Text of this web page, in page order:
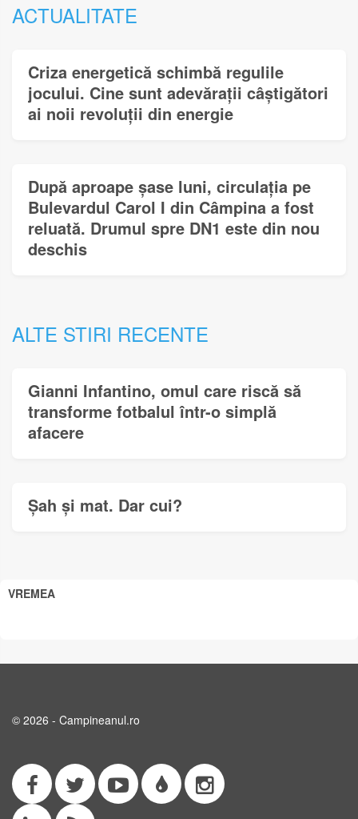
ACTUALITATE
Criza energetică schimbă regulile
jocului. Cine sunt adevărații câștigători
ai noii revoluții din energie
După aproape șase luni, circulația pe
Bulevardul Carol I din Câmpina a fost
reluată. Drumul spre DN1 este din nou
deschis
ALTE STIRI RECENTE
Gianni Infantino, omul care riscă să
transforme fotbalul într-o simplă
afacere
Șah și mat. Dar cui?
VREMEA
© 2026 - Campineanul.ro